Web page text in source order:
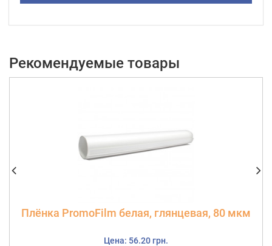
Рекомендуемые товары
Плёнка PromoFilm белая, глянцевая, 80 мкм
Цена: 56.20 грн.